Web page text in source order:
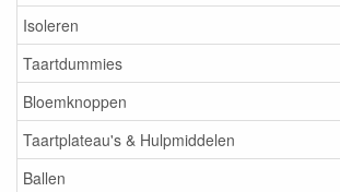
Isoleren
Taartdummies
Bloemknoppen
Taartplateau's & Hulpmiddelen
Ballen